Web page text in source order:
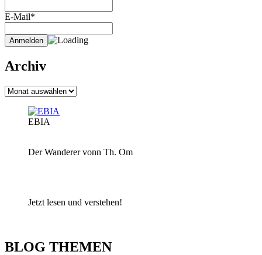
E-Mail*
Archiv
Archiv
EBIA
Der Wanderer vonn Th. Om
Jetzt lesen und verstehen!
BLOG THEMEN